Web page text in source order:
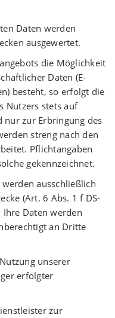
Daten werden
ausgewertet.
die Möglichkeit
Daten (E-
besteht, so erfolgt die
Nutzers stets auf
zur Erbringung des
streng nach den
Pflichtangaben
gekennzeichnet.
ausschließlich
(Art. 6 Abs. 1 f DS-
Ihre Daten werden
an Dritte
unserer
erfolgter
zur